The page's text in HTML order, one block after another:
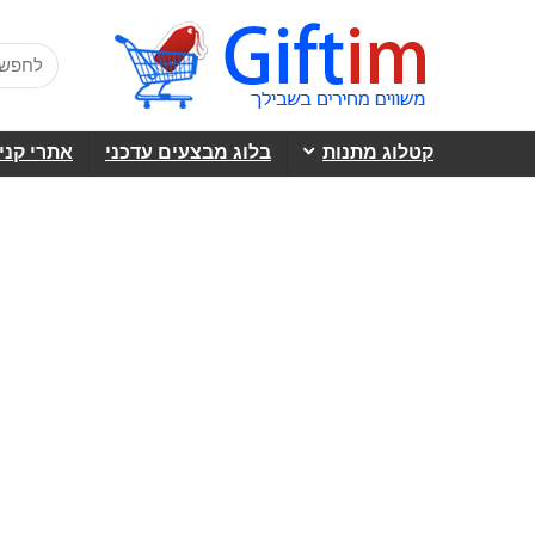
קטלוג מתנות בלוג מבצעים עדכני אתרי